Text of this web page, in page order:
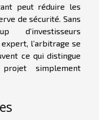
peut réduire les
de sécurité. Sans
d’investisseurs
l’arbitrage se
ce qui distingue
simplement